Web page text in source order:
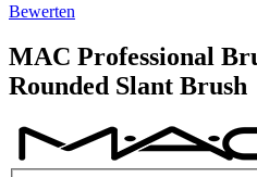
Bewerten
MAC Professional
Rounded Slant Brush